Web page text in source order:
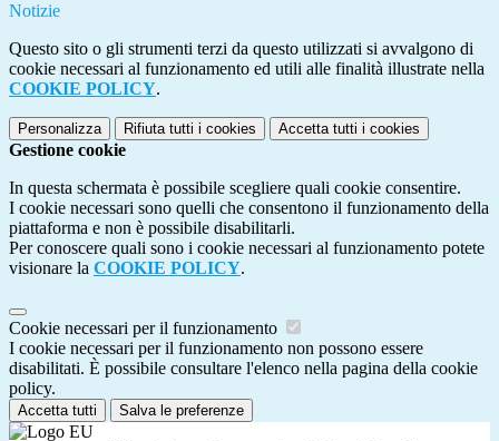
Notizie
Questo sito o gli strumenti terzi da questo utilizzati si avvalgono di
cookie necessari al funzionamento ed utili alle finalità illustrate nella
COOKIE POLICY.
Personalizza Rifiuta tutti i cookies Accetta tutti i cookies
Gestione cookie
In questa schermata è possibile scegliere quali cookie consentire.
I cookie necessari sono quelli che consentono il funzionamento della
piattaforma e non è possibile disabilitarli.
Per conoscere quali sono i cookie necessari al funzionamento potete
visionare la COOKIE POLICY.
Cookie necessari per il funzionamento
I cookie necessari per il funzionamento non possono essere
disabilitati. È possibile consultare l'elenco nella pagina della cookie
policy.
Accetta tutti Salva le preferenze